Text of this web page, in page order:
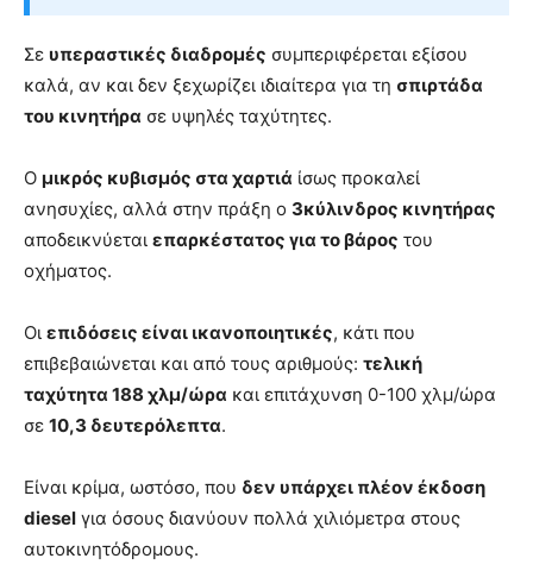
Σε υπεραστικές διαδρομές συμπεριφέρεται εξίσου
καλά, αν και δεν ξεχωρίζει ιδιαίτερα για τη σπιρτάδα
του κινητήρα σε υψηλές ταχύτητες.
Ο μικρός κυβισμός στα χαρτιά ίσως προκαλεί
ανησυχίες, αλλά στην πράξη ο 3κύλινδρος κινητήρας
αποδεικνύεται επαρκέστατος για το βάρος του
οχήματος.
Οι επιδόσεις είναι ικανοποιητικές, κάτι που
επιβεβαιώνεται και από τους αριθμούς: τελική
ταχύτητα 188 χλμ/ώρα και επιτάχυνση 0-100 χλμ/ώρα
σε 10,3 δευτερόλεπτα.
Είναι κρίμα, ωστόσο, που δεν υπάρχει πλέον έκδοση
diesel για όσους διανύουν πολλά χιλιόμετρα στους
αυτοκινητόδρομους.